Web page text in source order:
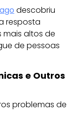
descobriu
resposta
altos de
de pessoas
e Outros
problemas de